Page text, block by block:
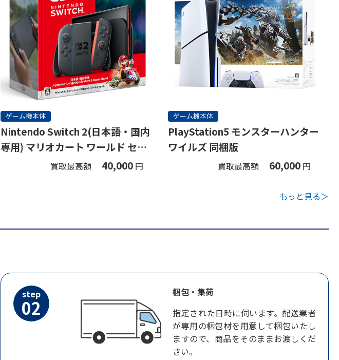
ゲーム機本体
Nintendo Switch 2(日本語・国内
専用) マリオカート ワールド セッ
買取最高額 40,000 円
ゲーム機本体
PlayStation5 モンスターハンター
ワイルズ 同梱版
買取最高額 60,000 円
もっと見る＞
step
02
梱包・集荷
指定された日時に伺います。配送業者
が専用の梱包材を用意して梱包いたし
ますので、商品をそのままお渡しくだ
さい。